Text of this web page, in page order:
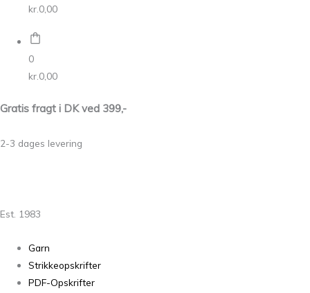
kr. 0,00
0
kr. 0,00
Gratis fragt i DK ved 399,-
2-3 dages levering
Est. 1983
Garn
Strikkeopskrifter
PDF-Opskrifter